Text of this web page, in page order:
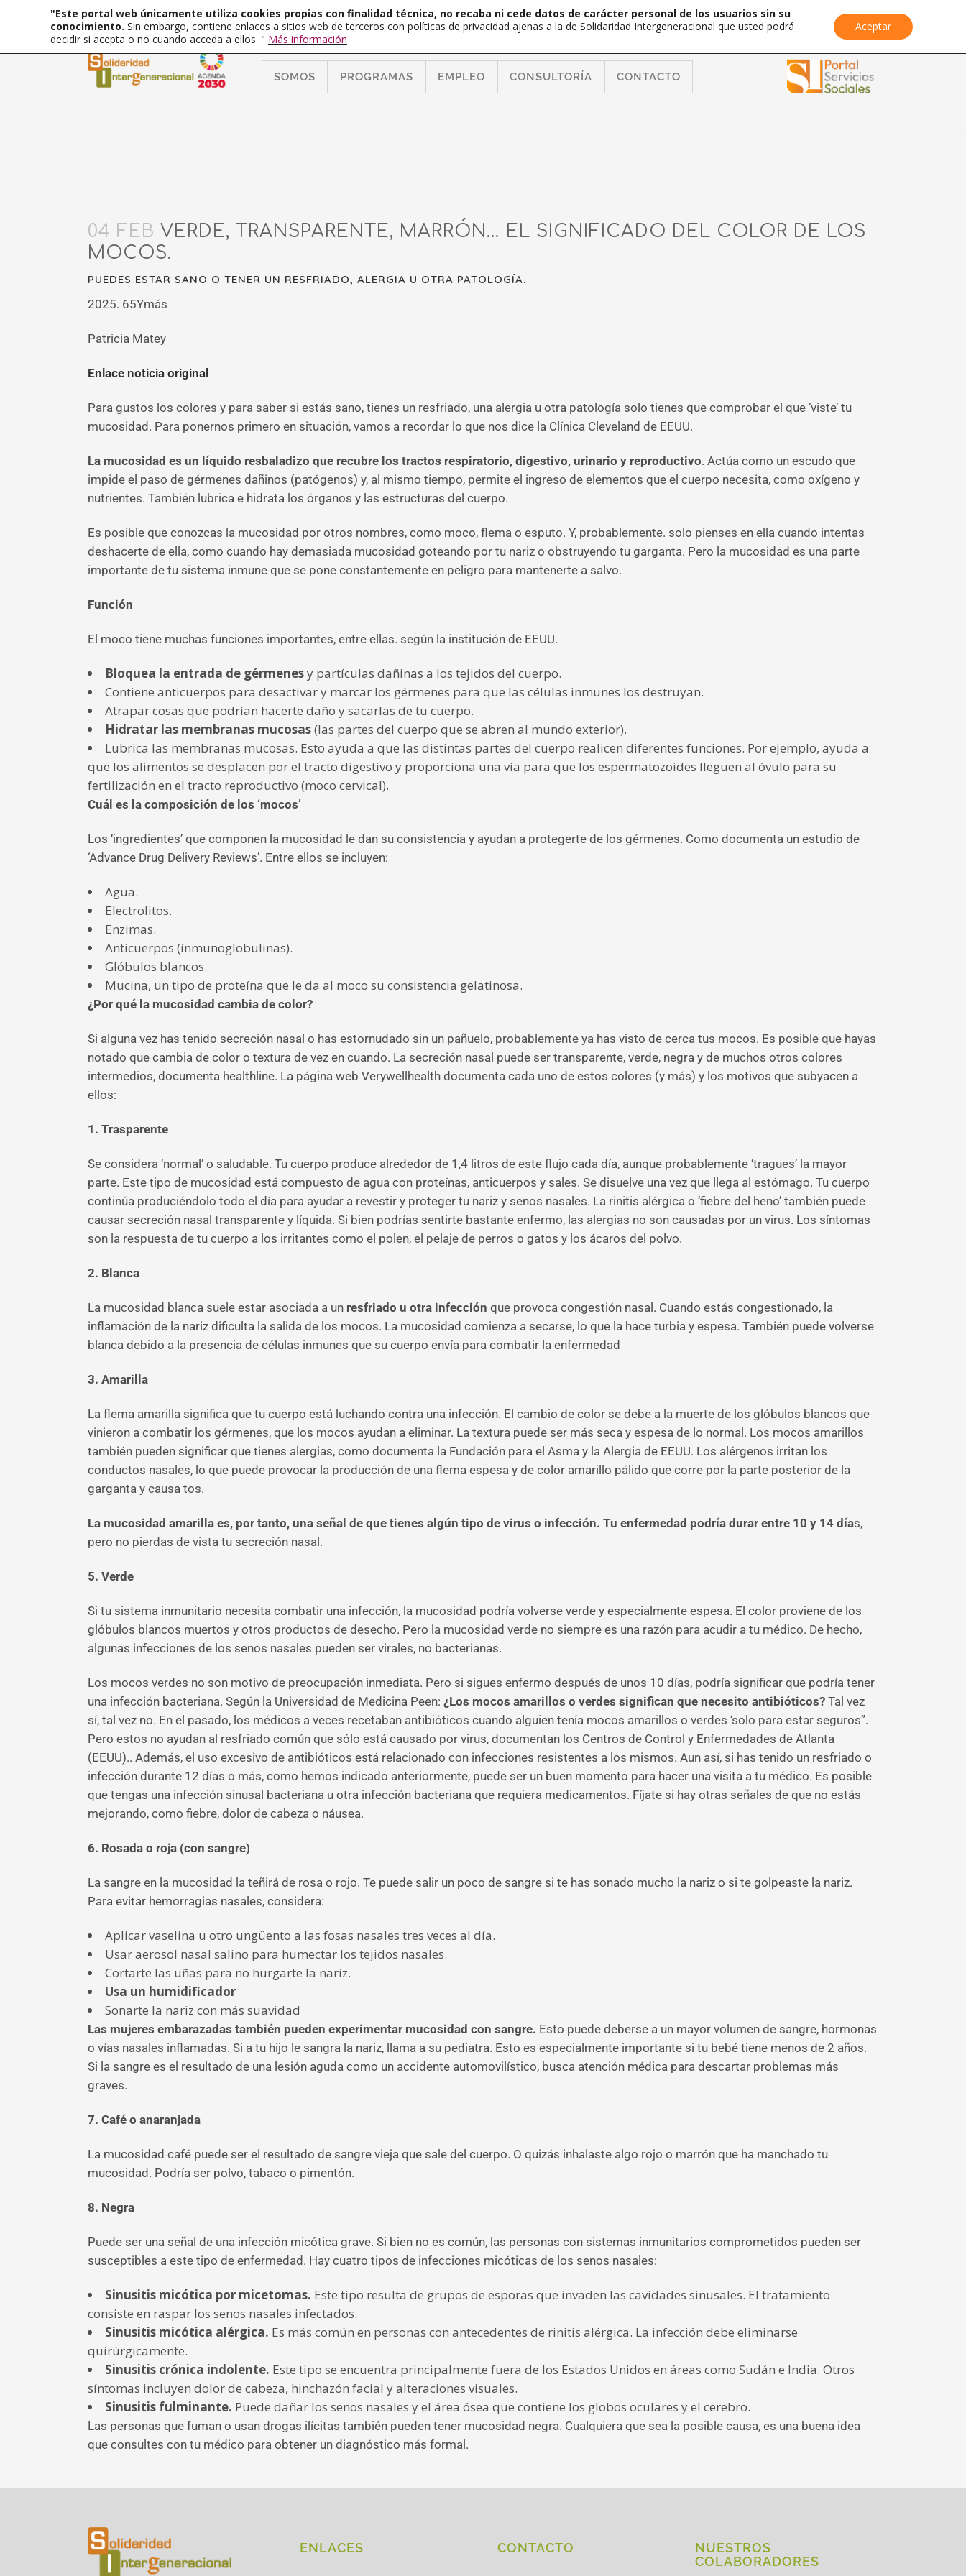
SOMOS PROGRAMAS EMPLEO CONSULTORÍA CONTACTO
04 FEB VERDE, TRANSPARENTE, MARRÓN… EL SIGNIFICADO DEL COLOR DE LOS
MOCOS.
PUEDES ESTAR SANO O TENER UN RESFRIADO, ALERGIA U OTRA PATOLOGÍA.
2025. 65Ymás
Patricia Matey
Enlace noticia original
Para gustos los colores y para saber si estás sano, tienes un resfriado, una alergia u otra patología solo tienes que comprobar el que ‘viste’ tu
mucosidad. Para ponernos primero en situación, vamos a recordar lo que nos dice la Clínica Cleveland de EEUU.
La mucosidad es un líquido resbaladizo que recubre los tractos respiratorio, digestivo, urinario y reproductivo. Actúa como un escudo que
impide el paso de gérmenes dañinos (patógenos) y, al mismo tiempo, permite el ingreso de elementos que el cuerpo necesita, como oxígeno y
nutrientes. También lubrica e hidrata los órganos y las estructuras del cuerpo.
Es posible que conozcas la mucosidad por otros nombres, como moco, flema o esputo. Y, probablemente. solo pienses en ella cuando intentas
deshacerte de ella, como cuando hay demasiada mucosidad goteando por tu nariz o obstruyendo tu garganta. Pero la mucosidad es una parte
importante de tu sistema inmune que se pone constantemente en peligro para mantenerte a salvo.
Función
El moco tiene muchas funciones importantes, entre ellas. según la institución de EEUU.
Bloquea la entrada de gérmenesy partículas dañinas a los tejidos del cuerpo.
Contiene anticuerpos para desactivar y marcar los gérmenes para que las células inmunes los destruyan.
Atrapar cosas que podrían hacerte daño y sacarlas de tu cuerpo.
Hidratar las membranas mucosas(las partes del cuerpo que se abren al mundo exterior).
Lubrica las membranas mucosas. Esto ayuda a que las distintas partes del cuerpo realicen diferentes funciones. Por ejemplo, ayuda a
que los alimentos se desplacen por el tracto digestivo y proporciona una vía para que los espermatozoides lleguen al óvulo para su
fertilización en el tracto reproductivo (moco cervical).
Cuál es la composición de los ‘mocos’
Los ‘ingredientes’ que componen la mucosidad le dan su consistencia y ayudan a protegerte de los gérmenes. Como documenta un estudio de
‘Advance Drug Delivery Reviews’. Entre ellos se incluyen:
Agua.
Electrolitos.
Enzimas.
Anticuerpos (inmunoglobulinas).
Glóbulos blancos.
Mucina, un tipo de proteína que le da al moco su consistencia gelatinosa.
¿Por qué la mucosidad cambia de color?
Si alguna vez has tenido secreción nasal o has estornudado sin un pañuelo, probablemente ya has visto de cerca tus mocos. Es posible que hayas
notado que cambia de color o textura de vez en cuando. La secreción nasal puede ser transparente, verde, negra y de muchos otros colores
intermedios, documenta healthline. La página web Verywellhealth documenta cada uno de estos colores (y más) y los motivos que subyacen a
ellos:
1. Trasparente
Se considera ‘normal’ o saludable. Tu cuerpo produce alrededor de 1,4 litros de este flujo cada día, aunque probablemente ‘tragues’ la mayor
parte. Este tipo de mucosidad está compuesto de agua con proteínas, anticuerpos y sales. Se disuelve una vez que llega al estómago. Tu cuerpo
continúa produciéndolo todo el día para ayudar a revestir y proteger tu nariz y senos nasales. La rinitis alérgica o ‘fiebre del heno’ también puede
causar secreción nasal transparente y líquida. Si bien podrías sentirte bastante enfermo, las alergias no son causadas por un virus. Los síntomas
son la respuesta de tu cuerpo a los irritantes como el polen, el pelaje de perros o gatos y los ácaros del polvo.
2. Blanca
La mucosidad blanca suele estar asociada a un resfriado u otra infección que provoca congestión nasal. Cuando estás congestionado, la
inflamación de la nariz dificulta la salida de los mocos. La mucosidad comienza a secarse, lo que la hace turbia y espesa. También puede volverse
blanca debido a la presencia de células inmunes que su cuerpo envía para combatir la enfermedad
3. Amarilla
La flema amarilla significa que tu cuerpo está luchando contra una infección. El cambio de color se debe a la muerte de los glóbulos blancos que
vinieron a combatir los gérmenes, que los mocos ayudan a eliminar. La textura puede ser más seca y espesa de lo normal. Los mocos amarillos
también pueden significar que tienes alergias, como documenta la Fundación para el Asma y la Alergia de EEUU. Los alérgenos irritan los
conductos nasales, lo que puede provocar la producción de una flema espesa y de color amarillo pálido que corre por la parte posterior de la
garganta y causa tos.
La mucosidad amarilla es, por tanto, una señal de que tienes algún tipo de virus o infección. Tu enfermedad podría durar entre 10 y 14 días,
pero no pierdas de vista tu secreción nasal.
5. Verde
Si tu sistema inmunitario necesita combatir una infección, la mucosidad podría volverse verde y especialmente espesa. El color proviene de los
glóbulos blancos muertos y otros productos de desecho. Pero la mucosidad verde no siempre es una razón para acudir a tu médico. De hecho,
algunas infecciones de los senos nasales pueden ser virales, no bacterianas.
Los mocos verdes no son motivo de preocupación inmediata. Pero si sigues enfermo después de unos 10 días, podría significar que podría tener
una infección bacteriana. Según la Universidad de Medicina Peen: ¿Los mocos amarillos o verdes significan que necesito antibióticos? Tal vez
sí, tal vez no. En el pasado, los médicos a veces recetaban antibióticos cuando alguien tenía mocos amarillos o verdes ‘solo para estar seguros”.
Pero estos no ayudan al resfriado común que sólo está causado por virus, documentan los Centros de Control y Enfermedades de Atlanta
(EEUU).. Además, el uso excesivo de antibióticos está relacionado con infecciones resistentes a los mismos. Aun así, si has tenido un resfriado o
infección durante 12 días o más, como hemos indicado anteriormente, puede ser un buen momento para hacer una visita a tu médico. Es posible
que tengas una infección sinusal bacteriana u otra infección bacteriana que requiera medicamentos. Fíjate si hay otras señales de que no estás
mejorando, como fiebre, dolor de cabeza o náusea.
6. Rosada o roja (con sangre)
La sangre en la mucosidad la teñirá de rosa o rojo. Te puede salir un poco de sangre si te has sonado mucho la nariz o si te golpeaste la nariz.
Para evitar hemorragias nasales, considera:
Aplicar vaselina u otro ungüento a las fosas nasales tres veces al día.
Usar aerosol nasal salino para humectar los tejidos nasales.
Cortarte las uñas para no hurgarte la nariz.
Usa un humidificador
Sonarte la nariz con más suavidad
Las mujeres embarazadas también pueden experimentar mucosidad con sangre. Esto puede deberse a un mayor volumen de sangre, hormonas
o vías nasales inflamadas. Si a tu hijo le sangra la nariz, llama a su pediatra. Esto es especialmente importante si tu bebé tiene menos de 2 años.
Si la sangre es el resultado de una lesión aguda como un accidente automovilístico, busca atención médica para descartar problemas más
graves.
7. Café o anaranjada
La mucosidad café puede ser el resultado de sangre vieja que sale del cuerpo. O quizás inhalaste algo rojo o marrón que ha manchado tu
mucosidad. Podría ser polvo, tabaco o pimentón.
8. Negra
Puede ser una señal de una infección micótica grave. Si bien no es común, las personas con sistemas inmunitarios comprometidos pueden ser
susceptibles a este tipo de enfermedad. Hay cuatro tipos de infecciones micóticas de los senos nasales:
Sinusitis micótica por micetomas. Este tipo resulta de grupos de esporas que invaden las cavidades sinusales. El tratamiento
consiste en raspar los senos nasales infectados.
Sinusitis micótica alérgica. Es más común en personas con antecedentes de rinitis alérgica. La infección debe eliminarse
quirúrgicamente.
Sinusitis crónica indolente. Este tipo se encuentra principalmente fuera de los Estados Unidos en áreas como Sudán e India. Otros
síntomas incluyen dolor de cabeza, hinchazón facial y alteraciones visuales.
Sinusitis fulminante. Puede dañar los senos nasales y el área ósea que contiene los globos oculares y el cerebro.
Las personas que fuman o usan drogas ilícitas también pueden tener mucosidad negra. Cualquiera que sea la posible causa, es una buena idea
que consultes con tu médico para obtener un diagnóstico más formal.
ENLACES CONTACTO
NUESTROS
COLABORADORES
"Este portal web únicamente utiliza cookies propias con finalidad técnica, no recaba ni cede datos de carácter personal de los usuarios sin su
conocimiento. Sin embargo, contiene enlaces a sitios web de terceros con políticas de privacidad ajenas a la de Solidaridad Intergeneracional que usted podrá
decidir si acepta o no cuando acceda a ellos. " Más información
Aceptar